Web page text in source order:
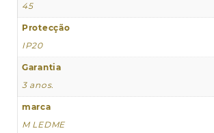
45
Protecção
IP20
Garantia
3 anos.
marca
M LEDME